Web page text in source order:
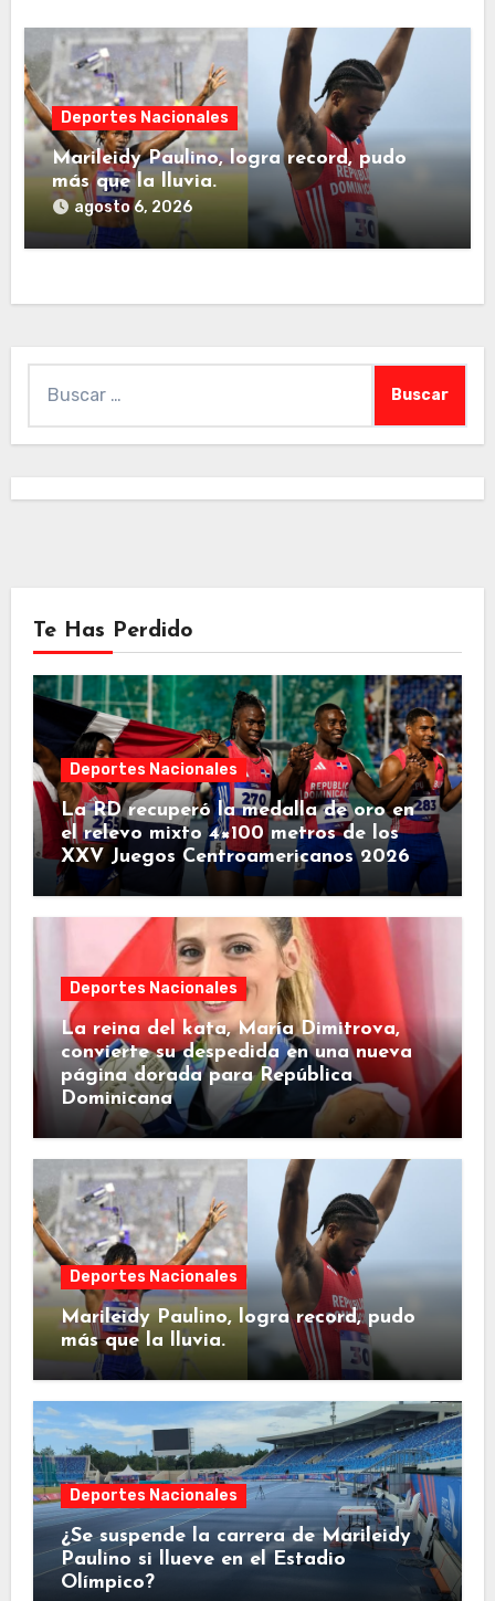
Deportes Nacionales
Marileidy Paulino, logra record, pudo
más que la lluvia.
agosto 6, 2026
Te Has Perdido
Deportes Nacionales
La RD recuperó la medalla de oro en
el relevo mixto 4×100 metros de los
XXV Juegos Centroamericanos 2026
Deportes Nacionales
La reina del kata, María Dimitrova,
convierte su despedida en una nueva
página dorada para República
Dominicana
Deportes Nacionales
Marileidy Paulino, logra record, pudo
más que la lluvia.
Deportes Nacionales
¿Se suspende la carrera de Marileidy
Paulino si llueve en el Estadio
Olímpico?